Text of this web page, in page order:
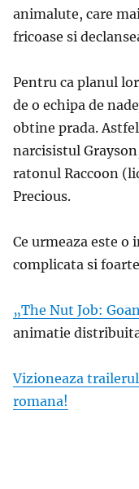
animalute, care
fricoase si
Pentru ca planul
de o echipa de
obtine prada.
narcisistul
ratonul Raccoon
Precious.
Ce urmeaza este
complicata si
„The Nut Job:
animatie
Vizioneaza
romana!